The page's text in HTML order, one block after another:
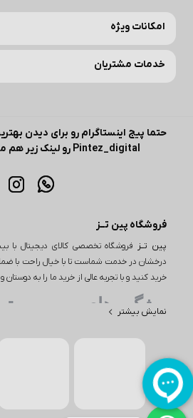
امکانات ویژه
خدمات مشتریان
حتما پیج اینستاگرام رو برای دیدن
Pintez_digital رو لینک زیر هم میتونید کلیک کنید
فروشگاه پین تــز
پین تــز
درخشان در خدمت شماست تا با خیال راحت با
خرید کنید و با تجربه عالی از خرید ما را به
ویژگی های مهم پین
لوازم دیجیتال، لوازم خانگی و بسیاری از
عنوان مثال، اگر به دنبال خرید یا
مجموعه‌ای از بهترین گوشی‌ها از برندهای
نمایش بیشتر